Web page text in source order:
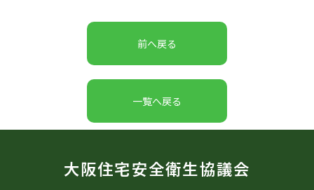
前へ戻る
一覧へ戻る
大阪住宅安全衛生協議会